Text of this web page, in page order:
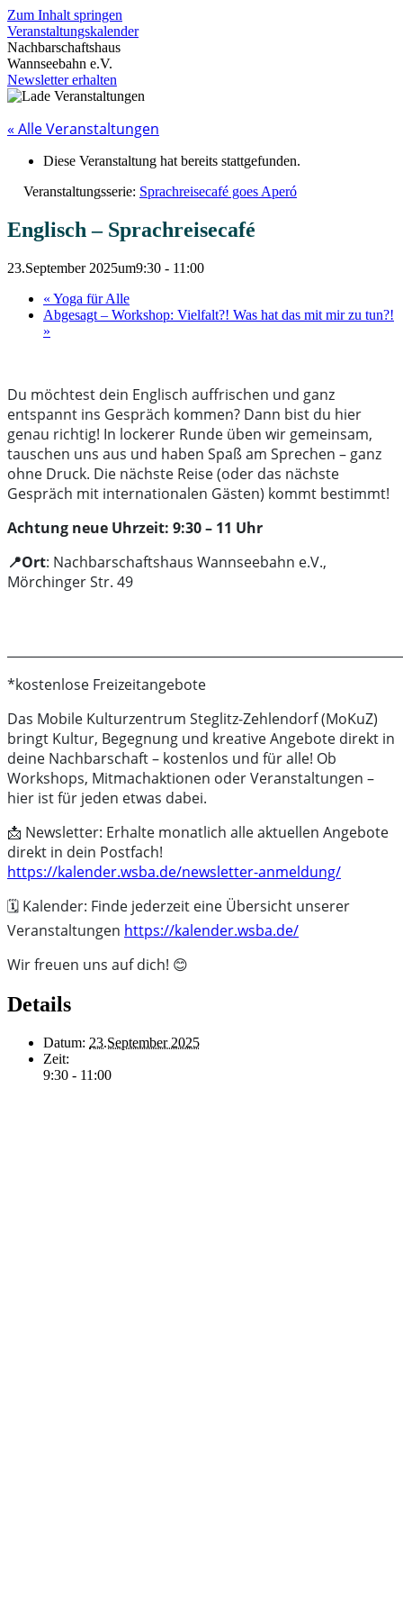
Zum Inhalt springen
Veranstaltungskalender
Nachbarschaftshaus
Wannseebahn e.V.
Newsletter erhalten
« Alle Veranstaltungen
Diese Veranstaltung hat bereits stattgefunden.
Veranstaltungsserie: Sprachreisecafé goes Aperó
Englisch – Sprachreisecafé
23.September 2025um9:30 - 11:00
« Yoga für Alle
Abgesagt – Workshop: Vielfalt?! Was hat das mit mir zu tun?!
»
Du möchtest dein Englisch auffrischen und ganz
entspannt ins Gespräch kommen? Dann bist du hier
genau richtig! In lockerer Runde üben wir gemeinsam,
tauschen uns aus und haben Spaß am Sprechen – ganz
ohne Druck. Die nächste Reise (oder das nächste
Gespräch mit internationalen Gästen) kommt bestimmt!
Achtung neue Uhrzeit: 9:30 – 11 Uhr
📍Ort: Nachbarschaftshaus Wannseebahn e.V.,
Mörchinger Str. 49
*kostenlose Freizeitangebote
Das Mobile Kulturzentrum Steglitz-Zehlendorf (MoKuZ)
bringt Kultur, Begegnung und kreative Angebote direkt in
deine Nachbarschaft – kostenlos und für alle! Ob
Workshops, Mitmachaktionen oder Veranstaltungen –
hier ist für jeden etwas dabei.
📩 Newsletter: Erhalte monatlich alle aktuellen Angebote
direkt in dein Postfach!
https://kalender.wsba.de/newsletter-anmeldung/
🗓️ Kalender: Finde jederzeit eine Übersicht unserer
Veranstaltungen https://kalender.wsba.de/
Wir freuen uns auf dich! 😊
Details
Datum: 23.September 2025
Zeit:
9:30 - 11:00